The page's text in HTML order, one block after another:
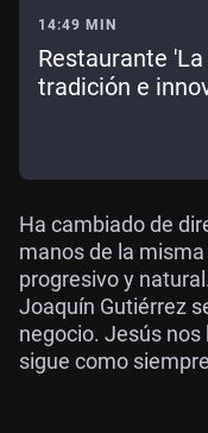
14:49 MIN
Restaurante
tradición e
Ha cambiado de
manos de la
progresivo y
Joaquín Gutiérrez
negocio. Jesús nos
sigue como